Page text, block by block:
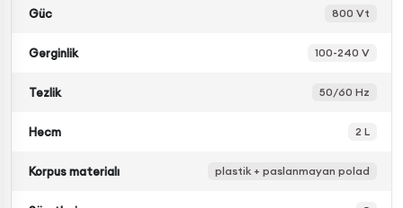
Güc 800 Vt
Gərginlik 100-240 V
Tezlik 50/60 Hz
Həcm 2 L
Korpus materialı plastik + paslanmayan polad